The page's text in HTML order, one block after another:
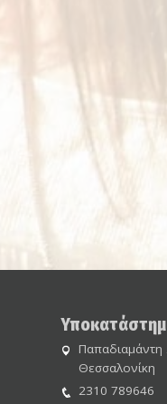
Θεσσαλονίκη
2310 789646